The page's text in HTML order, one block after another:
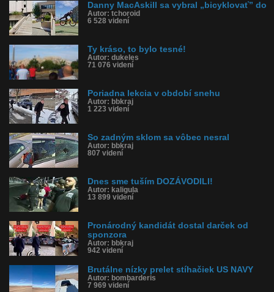
Danny MacAskill sa vybral „bicyklovať” do
Autor: tchoroid
6 528 videní
Ty kráso, to bylo tesné!
Autor: dukeles
71 076 videní
Poriadna lekcia v období snehu
Autor: bbkraj
1 223 videní
So zadným sklom sa vôbec nesral
Autor: bbkraj
807 videní
Dnes sme tuším DOZÁVODILI!
Autor: kaligula
13 899 videní
Pronárodný kandidát dostal darček od
sponzora
Autor: bbkraj
942 videní
Brutálne nízky prelet stíhačiek US NAVY
Autor: bombarderis
7 969 videní